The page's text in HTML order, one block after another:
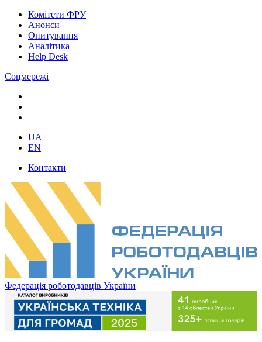
Комітети ФРУ
Анонси
Опитування
Аналітика
Help Desk
Соцмережі
UA
EN
Контакти
Федерація роботодавців України